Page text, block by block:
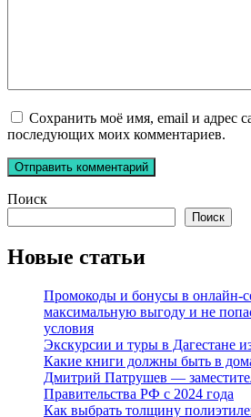
Сохранить моё имя, email и адрес
последующих моих комментариев.
Поиск
Поиск
Новые статьи
Промокоды и бонусы в онлайн-
максимальную выгоду и не
условия
Экскурсии и туры в Дагестане
Какие книги должны быть в
Дмитрий Патрушев —
Правительства РФ с 2024 года
Как выбрать толщину